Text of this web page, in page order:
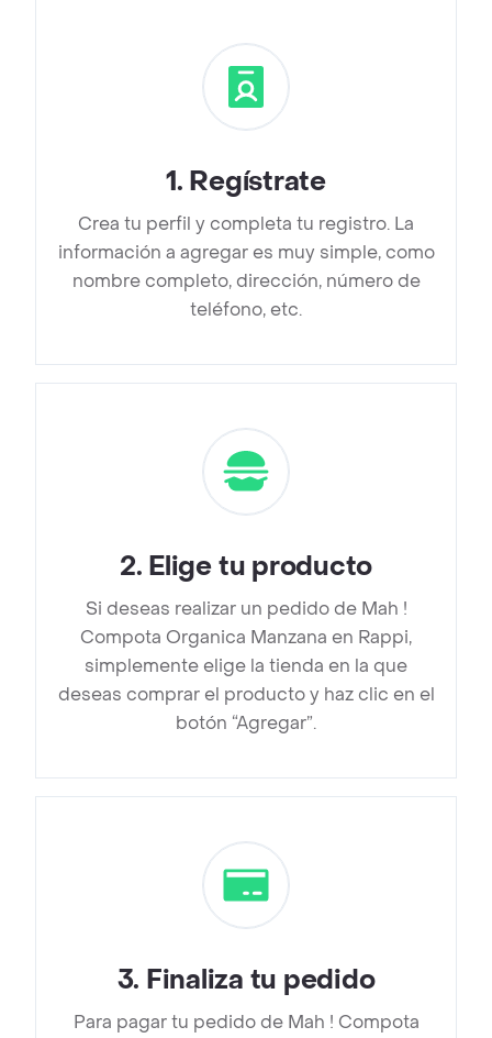
1. Regístrate
Crea tu perfil y completa tu registro. La
información a agregar es muy simple, como
nombre completo, dirección, número de
teléfono, etc.
2. Elige tu producto
Si deseas realizar un pedido de Mah !
Compota Organica Manzana en Rappi,
simplemente elige la tienda en la que
deseas comprar el producto y haz clic en el
botón “Agregar”.
3. Finaliza tu pedido
Para pagar tu pedido de Mah ! Compota